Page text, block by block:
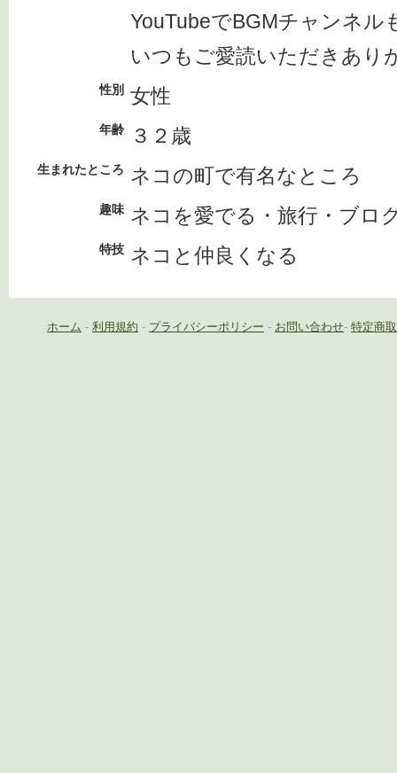
YouTubeでBGMチャンネル
いつもご愛読いただきあり
性別 女性
年齢 ３２歳
生まれたところ ネコの町で有名なところ
趣味 ネコを愛でる・旅行・ブロ
特技 ネコと仲良くなる
ホーム - 利用規約 - プライバシーポリシー - お問い合わせ- 特定商